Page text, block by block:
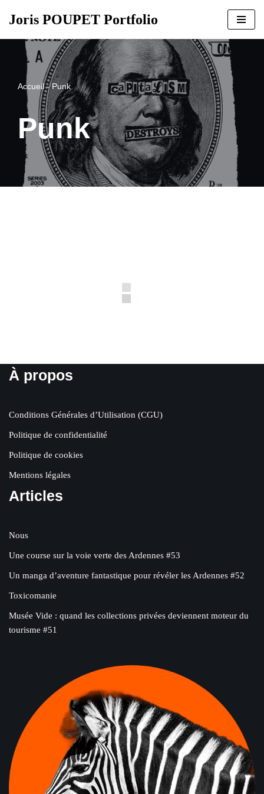
contenu
Joris POUPET Portfolio
Accueil-Punk
Punk
À propos
Conditions Générales d’Utilisation (CGU)
Politique de confidentialité
Politique de cookies
Mentions légales
Articles
Nous
Une course sur la voie verte des Ardennes #53
Un manga d’aventure fantastique pour révéler les Ardennes #52
Toxicomanie
Musée Vide : quand les collections privées deviennent moteur du
tourisme #51